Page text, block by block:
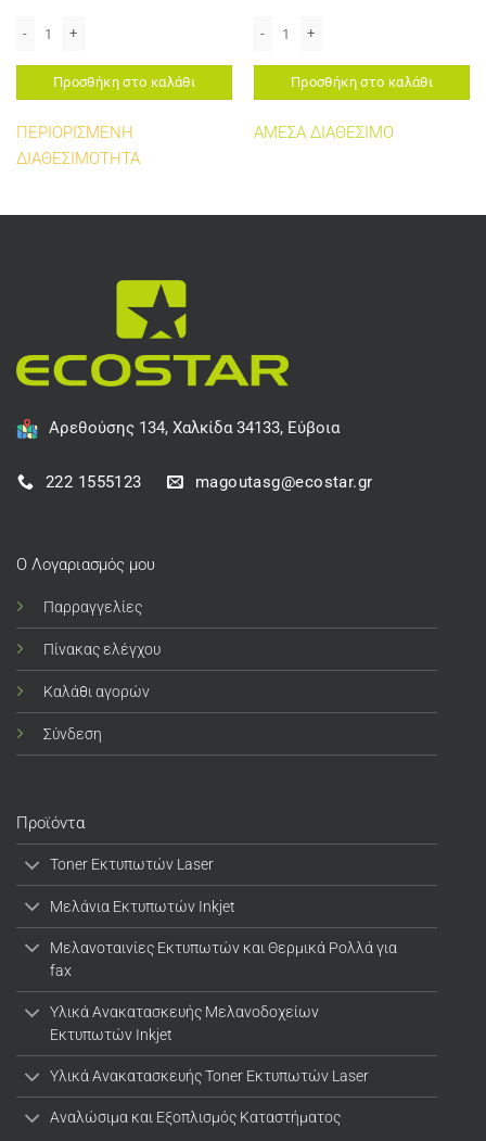
Προσθήκη στο καλάθι
ΠΕΡΙΟΡΙΣΜΕΝΗ
ΔΙΑΘΕΣΙΜΟΤΗΤΑ
Προσθήκη στο καλάθι
ΑΜΕΣΑ ΔΙΑΘΕΣΙΜΟ
Αρεθούσης 134, Χαλκίδα 34133, Εύβοια
222 1555123 magoutasg@ecostar.gr
Ο Λογαριασμός μου
Παρραγγελίες
Πίνακας ελέγχου
Καλάθι αγορών
Σύνδεση
Προϊόντα
Toner Εκτυπωτών Laser
Μελάνια Εκτυπωτών Inkjet
Μελανοταινίες Εκτυπωτών και Θερμικά Ρολλά για
fax
Υλικά Ανακατασκευής Μελανοδοχείων
Εκτυπωτών Inkjet
Υλικά Ανακατασκευής Toner Εκτυπωτών Laser
Αναλώσιμα και Εξοπλισμός Καταστήματος